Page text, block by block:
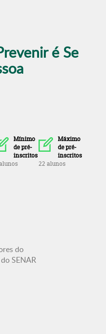
é Se
Mínimo
de pré-
inscritos
Máximo
de pré-
inscritos
22 alunos
do
SENAR